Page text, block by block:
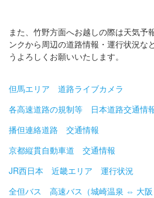
また、竹野方面へお越しの際は天気予
ンクから周辺の道路情報・運行状況な
うよろしくお願いいたします。
但馬エリア 道路ライブカメラ
各高速道路の規制等 日本道路交通情
播但連絡道路 交通情報
京都縦貫自動車道 交通情報
JR西日本 近畿エリア 運行状況
全但バス 高速バス（城崎温泉 ⇔ 大阪